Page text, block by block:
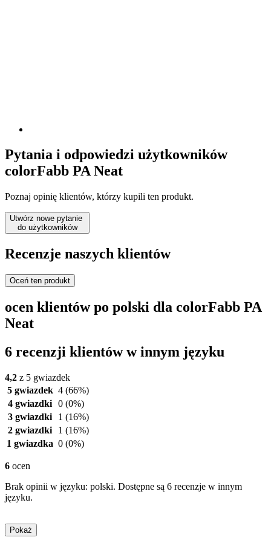
Pytania i odpowiedzi użytkowników
colorFabb PA Neat
Poznaj opinię klientów, którzy kupili ten produkt.
Utwórz nowe pytanie
do użytkowników
Recenzje naszych klientów
Oceń ten produkt
ocen klientów po polski dla colorFabb PA
Neat
6 recenzji klientów w innym języku
4,2 z 5 gwiazdek
5 gwiazdek 4 (66%)
4 gwiazdki 0 (0%)
3 gwiazdki
1 (16%)
2 gwiazdki
1 (16%)
1 gwiazdka 0 (0%)
6 ocen
Brak opinii w języku: polski. Dostępne są 6 recenzje w innym
języku.
Pokaż